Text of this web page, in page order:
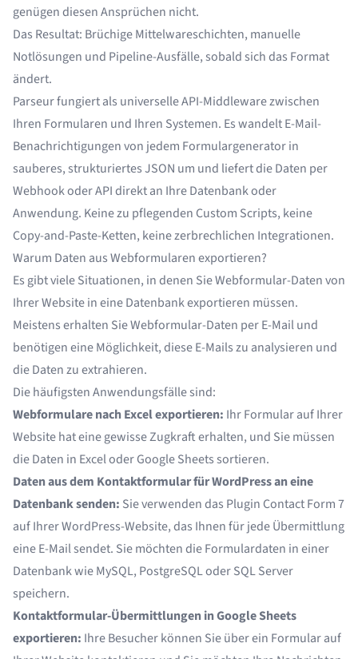
genügen diesen Ansprüchen nicht.
Das Resultat: Brüchige Mittelwareschichten, manuelle
Notlösungen und Pipeline-Ausfälle, sobald sich das Format
ändert.
Parseur fungiert als universelle API-Middleware zwischen
Ihren Formularen und Ihren Systemen. Es wandelt E-Mail-
Benachrichtigungen von jedem Formulargenerator in
sauberes, strukturiertes JSON um und liefert die Daten per
Webhook oder API direkt an Ihre Datenbank oder
Anwendung. Keine zu pflegenden Custom Scripts, keine
Copy-and-Paste-Ketten, keine zerbrechlichen Integrationen.
Warum Daten aus Webformularen exportieren?
Es gibt viele Situationen, in denen Sie Webformular-Daten von
Ihrer Website in eine Datenbank exportieren müssen.
Meistens erhalten Sie Webformular-Daten per E-Mail und
benötigen eine Möglichkeit, diese E-Mails zu analysieren und
die Daten zu extrahieren.
Die häufigsten Anwendungsfälle sind:
Webformulare nach Excel exportieren: Ihr Formular auf Ihrer
Website hat eine gewisse Zugkraft erhalten, und Sie müssen
die Daten in Excel oder Google Sheets sortieren.
Daten aus dem Kontaktformular für WordPress an eine
Datenbank senden: Sie verwenden das Plugin Contact Form 7
auf Ihrer WordPress-Website, das Ihnen für jede Übermittlung
eine E-Mail sendet. Sie möchten die Formulardaten in einer
Datenbank wie MySQL, PostgreSQL oder SQL Server
speichern.
Kontaktformular-Übermittlungen in Google Sheets
exportieren: Ihre Besucher können Sie über ein Formular auf